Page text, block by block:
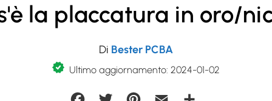
la placcatura in oro/
Di Bester PCBA
Ultimo aggiornamento: 2024-01-02